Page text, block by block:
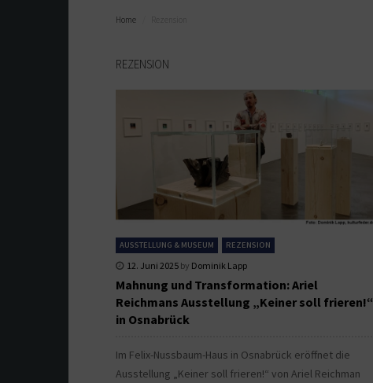
Home
REZENSION
AUSSTELLUNG & MUSEUM REZENSION
12. Juni 2025 by Dominik Lapp
Mahnung und Transformation: Ariel
Reichmans Ausstellung „Keiner soll frieren!“
in Osnabrück
Im Felix-Nussbaum-Haus in Osnabrück eröffnet die
Ausstellung „Keiner soll frieren!“ von Ariel Reichman